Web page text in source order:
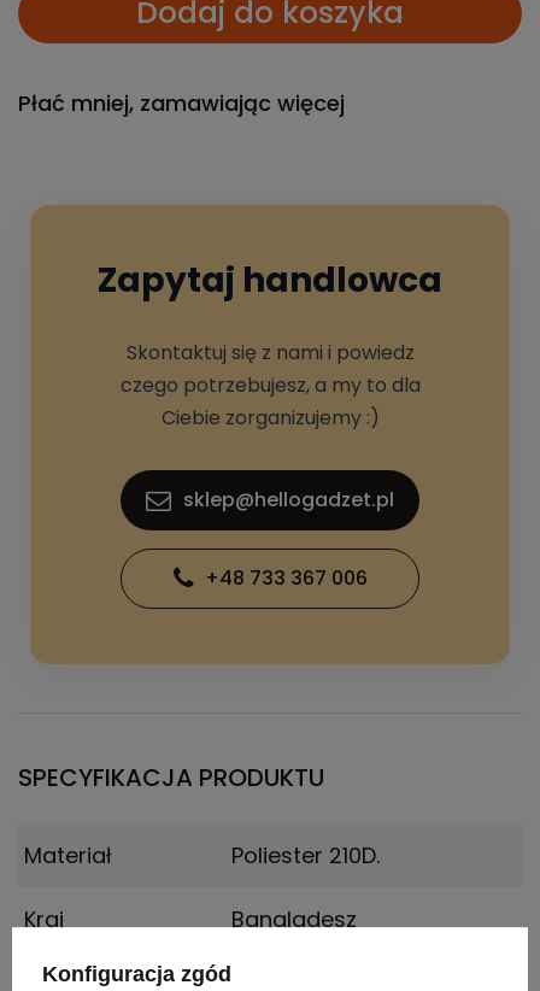
Dodaj do koszyka
Płać mniej, zamawiając więcej
Zapytaj handlowca
Skontaktuj się z nami i powiedz
czego potrzebujesz, a my to dla
Ciebie zorganizujemy :)
sklep@hellogadzet.pl
+48 733 367 006
SPECYFIKACJA PRODUKTU
Materiał Poliester 210D.
Kraj
Bangladesz
Konfiguracja zgód